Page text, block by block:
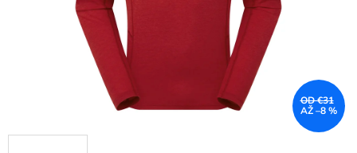
OD €31
AŽ –8 %